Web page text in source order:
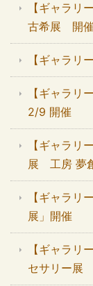
【ギャラリ
古希展 開催
【ギャラリ
【ギャラ
2/9 開催
【ギャラリ
展 工房 夢
【ギャラリ
展」開催
【ギャラリ
セサリー展